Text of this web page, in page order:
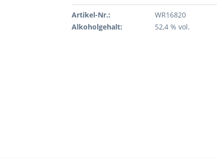
Artikel-Nr.:
WR16820
Alkoholgehalt:
52,4 % vol.